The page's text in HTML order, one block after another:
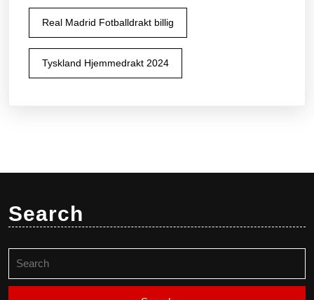
Real Madrid Fotballdrakt billig
Tyskland Hjemmedrakt 2024
Search
for: